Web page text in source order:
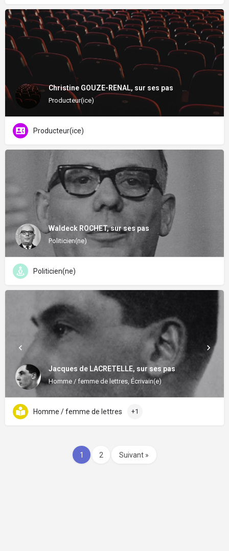
Christine GOUZE-RENAL, sur ses pas
Producteur(ice)
Producteur(ice)
Waldeck ROCHET, sur ses pas
Politicien(ne)
Politicien(ne)
Jacques de LACRETELLE, sur ses pas
Homme / femme de lettres, Écrivain(e)
Homme / femme de lettres +1
1 2 Suivant »